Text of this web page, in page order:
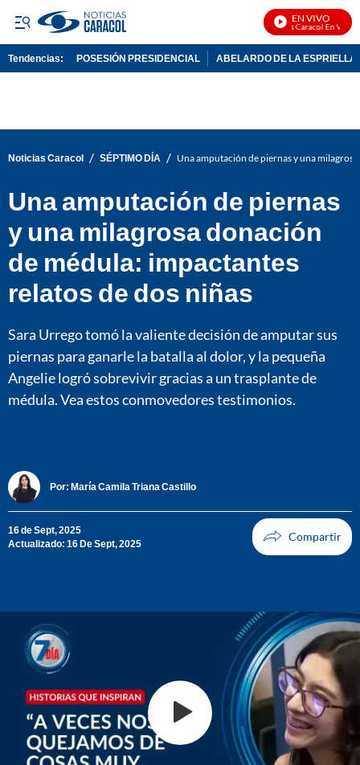
EN VIVO
Noticias Caracol En Vivo
Tendencias: POSESIÓN PRESIDENCIAL ABELARDO DE LA ESPRIELLA
Noticias Caracol / SÉPTIMO DÍA / Una amputación de piernas y una
Una amputación de piernas
y una milagrosa donación
de médula: impactantes
relatos de dos niñas
Sara Urrego tomó la valiente decisión de amputar sus
piernas para ganarle la batalla al dolor, y la pequeña
Angelie logró sobrevivir gracias a un trasplante de
médula. Vea estos conmovedores testimonios.
Por: María Camila Triana Castillo
16 de Sept, 2025
Actualizado: 16 De Sept, 2025